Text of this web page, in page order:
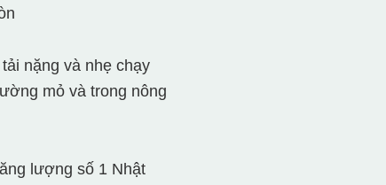
nặng và nhẹ chạy
mỏ và trong nông
lượng số 1 Nhật